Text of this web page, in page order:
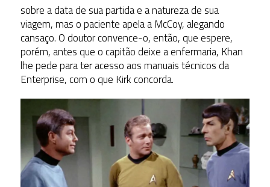
sobre a data de sua partida e a natureza de sua
viagem, mas o paciente apela a McCoy, alegando
cansaço. O doutor convence-o, então, que espere,
porém, antes que o capitão deixe a enfermaria, Khan
lhe pede para ter acesso aos manuais técnicos da
Enterprise, com o que Kirk concorda.